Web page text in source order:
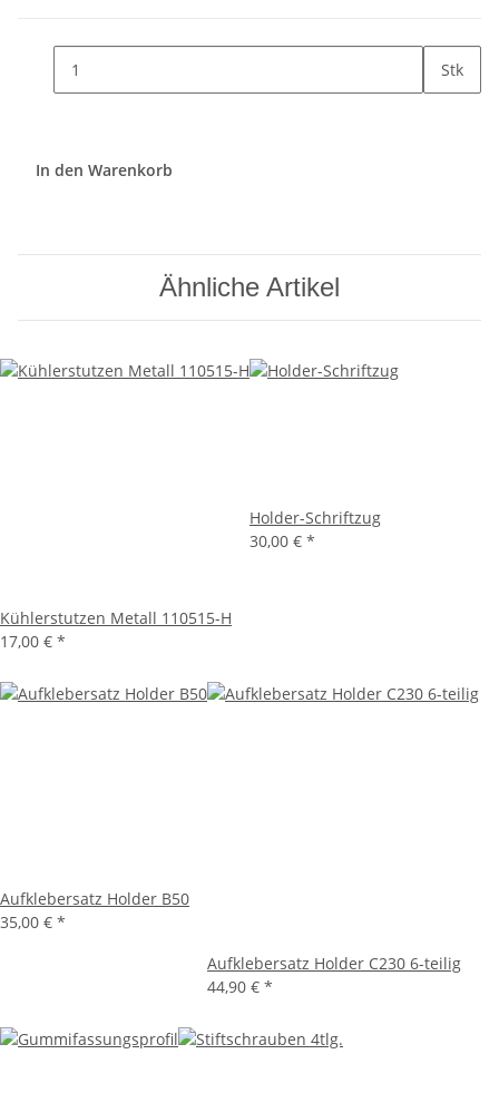
Stk
In den Warenkorb
Ähnliche Artikel
Kühlerstutzen Metall 110515-H
17,00 € *
Holder-Schriftzug
30,00 € *
Aufklebersatz Holder B50
35,00 € *
Aufklebersatz Holder C230 6-teilig
44,90 € *